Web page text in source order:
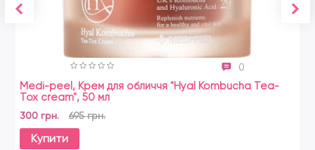
0
Medi-peel, Крем для обличчя "Hyal Kombucha Tea-
Tox cream", 50 мл
300 грн. 695 грн.
Купити